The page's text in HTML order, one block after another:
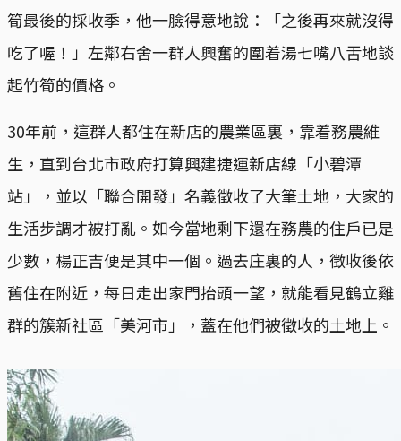
筍最後的採收季，他一臉得意地說：「之後再來就沒得
吃了喔！」左鄰右舍一群人興奮的圍着湯七嘴八舌地談
起竹筍的價格。
30年前，這群人都住在新店的農業區裏，靠着務農維
生，直到台北市政府打算興建捷運新店線「小碧潭
站」，並以「聯合開發」名義徵收了大筆土地，大家的
生活步調才被打亂。如今當地剩下還在務農的住戶已是
少數，楊正吉便是其中一個。過去庄裏的人，徵收後依
舊住在附近，每日走出家門抬頭一望，就能看見鶴立雞
群的簇新社區「美河市」，蓋在他們被徵收的土地上。